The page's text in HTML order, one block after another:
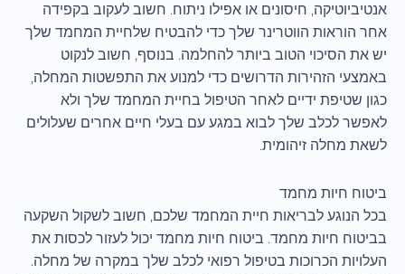
אנטיביוטיקה, חיסונים או אפילו ניתוח. חשוב לעקוב בקפידה
אחר הוראות הווטרינר שלך כדי להבטיח שלחיית המחמד שלך
יש את הסיכוי הטוב ביותר להחלמה. בנוסף, חשוב לנקוט
באמצעי הזהירות הדרושים כדי למנוע את התפשטות המחלה,
כגון שטיפת ידיים לאחר הטיפול בחיית המחמד שלך ולא
לאפשר לכלב שלך לבוא במגע עם בעלי חיים אחרים שעלולים
לשאת מחלה זיהומית.
ביטוח חיות מחמד
בכל הנוגע לבריאות חיית המחמד שלכם, חשוב לשקול השקעה
בביטוח חיות מחמד. ביטוח חיות מחמד יכול לעזור לכסות את
העלויות הכרוכות בטיפול רפואי לכלב שלך במקרה של מחלה.